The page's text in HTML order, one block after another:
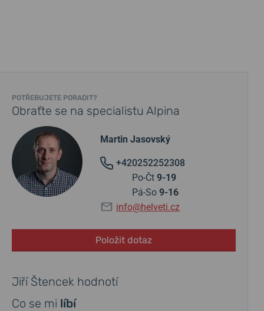
POTŘEBUJETE PORADIT?
Obraťte se na specialistu Alpina
Martin Jasovský
+420252252308
Po-Čt 9-19
Pá-So 9-16
info@helveti.cz
Položit dotaz
Jiří Štencek hodnotí
Co se mi líbí